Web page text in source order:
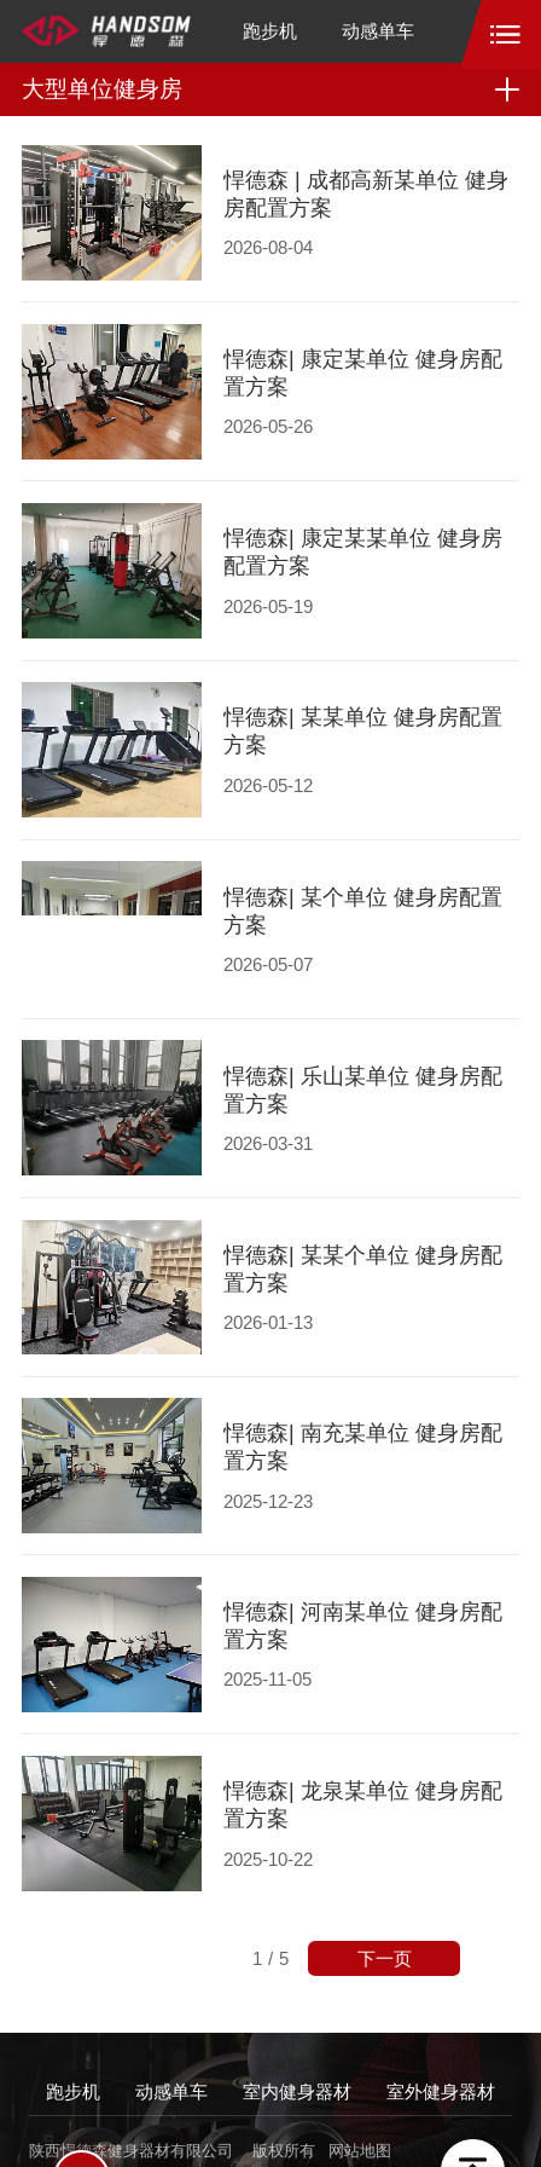
跑步机 动感单车
大型单位健身房
悍德森 | 成都高新某单位 健身
房配置方案
2026-08-04
悍德森| 康定某单位 健身房配
置方案
2026-05-26
悍德森| 康定某某单位 健身房
配置方案
2026-05-19
悍德森| 某某单位 健身房配置
方案
2026-05-12
悍德森| 某个单位 健身房配置
方案
2026-05-07
悍德森| 乐山某单位 健身房配
置方案
2026-03-31
悍德森| 某某个单位 健身房配
置方案
2026-01-13
悍德森| 南充某单位 健身房配
置方案
2025-12-23
悍德森| 河南某单位 健身房配
置方案
2025-11-05
悍德森| 龙泉某单位 健身房配
置方案
2025-10-22
1 / 5 下一页
跑步机 动感单车 室内健身器材 室外健身器材
陕西悍德森健身器材有限公司 版权所有 网站地图